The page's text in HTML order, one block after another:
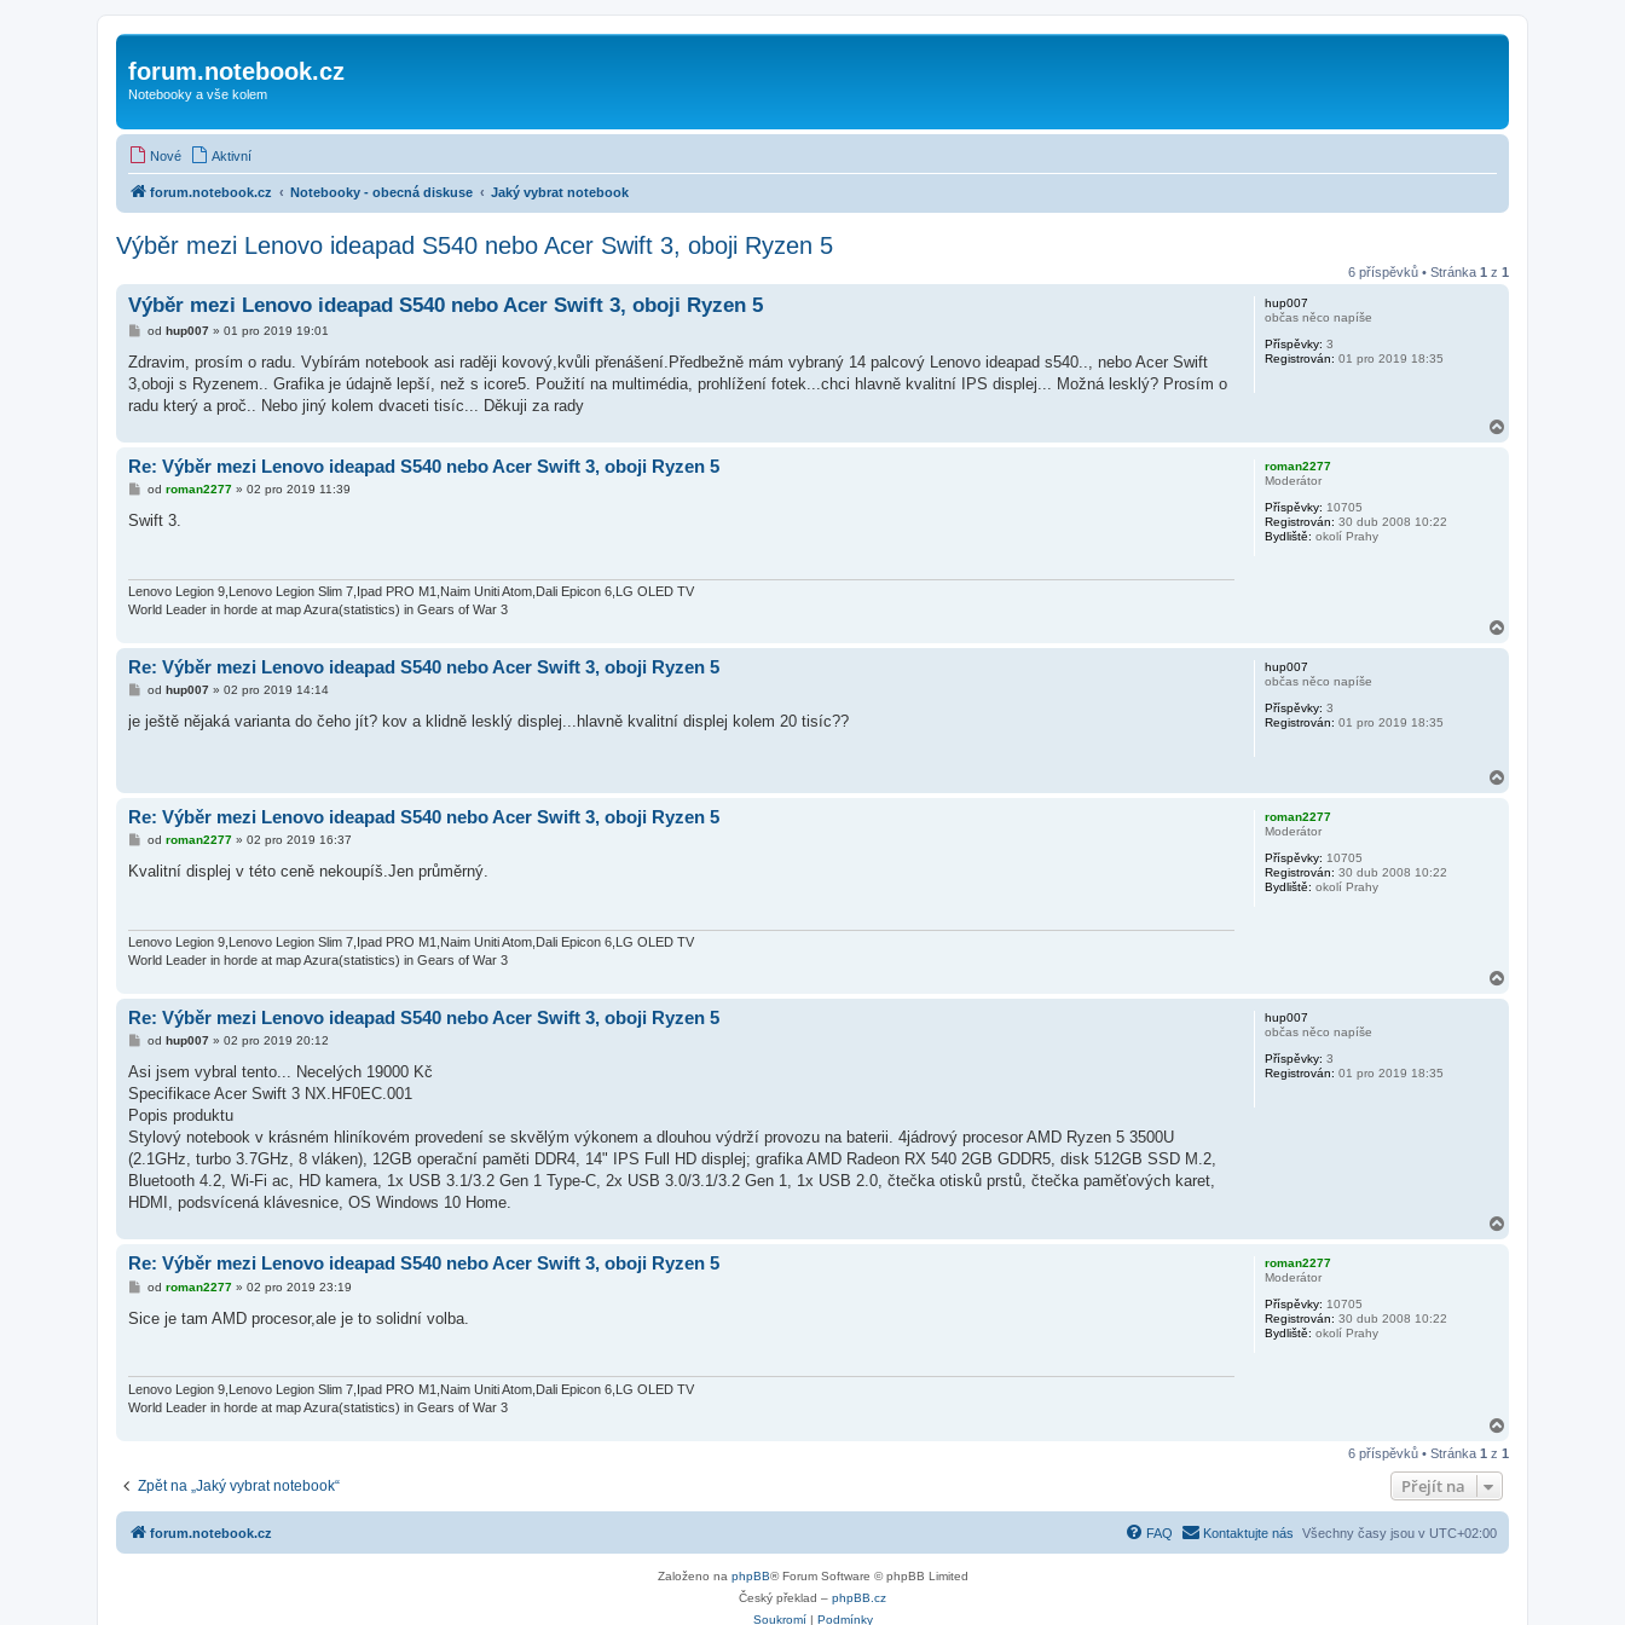
forum.notebook.cz
Notebooky a vše kolem
Nové Aktivní
forum.notebook.cz Notebooky - obecná diskuse Jaký vybrat notebook
Výběr mezi Lenovo ideapad S540 nebo Acer Swift 3, oboji Ryzen 5
6 příspěvků • Stránka 1 z 1
hup007
občas něco napíše
Příspěvky: 3
Registrován: 01 pro 2019 18:35
Výběr mezi Lenovo ideapad S540 nebo Acer Swift 3, oboji Ryzen 5
P
í
p
ě
k
od hup007» 01 pro 2019 19:01
Zdravim, prosím o radu. Vybírám notebook asi raději kovový,kvůli přenášení.Předbežně mám vybraný 14 palcový Lenovo ideapad s540.., nebo Acer Swift
3,oboji s Ryzenem.. Grafika je údajně lepší, než s icore5. Použití na multimédia, prohlížení fotek...chci hlavně kvalitní IPS displej... Možná lesklý? Prosím o
radu který a proč.. Nebo jiný kolem dvaceti tisíc... Děkuji za rady
roman2277
Moderátor
Příspěvky: 10705
Registrován: 30 dub 2008 10:22
Bydliště: okolí Prahy
Re: Výběr mezi Lenovo ideapad S540 nebo Acer Swift 3, oboji Ryzen 5
P
í
e
od roman2277» 02 pro 2019 11:39
Swift 3.
Lenovo Legion 9,Lenovo Legion Slim 7,Ipad PRO M1,Naim Uniti Atom,Dali Epicon 6,LG OLED TV
World Leader in horde at map Azura(statistics) in Gears of War 3
hup007
občas něco napíše
Příspěvky: 3
Registrován: 01 pro 2019 18:35
Re: Výběr mezi Lenovo ideapad S540 nebo Acer Swift 3, oboji Ryzen 5
P
í
s
e
od hup007» 02 pro 2019 14:14
je ještě nějaká varianta do čeho jít? kov a klidně lesklý displej...hlavně kvalitní displej kolem 20 tisíc??
roman2277
Moderátor
Příspěvky: 10705
Registrován: 30 dub 2008 10:22
Bydliště: okolí Prahy
Re: Výběr mezi Lenovo ideapad S540 nebo Acer Swift 3, oboji Ryzen 5
P
í
e
k
od roman2277» 02 pro 2019 16:37
Kvalitní displej v této ceně nekoupíš.Jen průměrný.
Lenovo Legion 9,Lenovo Legion Slim 7,Ipad PRO M1,Naim Uniti Atom,Dali Epicon 6,LG OLED TV
World Leader in horde at map Azura(statistics) in Gears of War 3
hup007
občas něco napíše
Příspěvky: 3
Registrován: 01 pro 2019 18:35
Re: Výběr mezi Lenovo ideapad S540 nebo Acer Swift 3, oboji Ryzen 5
P
í
p
ě
v
e
k
od hup007» 02 pro 2019 20:12
Asi jsem vybral tento... Necelých 19000 Kč
Specifikace Acer Swift 3 NX.HF0EC.001
Popis produktu
Stylový notebook v krásném hliníkovém provedení se skvělým výkonem a dlouhou výdrží provozu na baterii. 4jádrový procesor AMD Ryzen 5 3500U
(2.1GHz, turbo 3.7GHz, 8 vláken), 12GB operační paměti DDR4, 14" IPS Full HD displej; grafika AMD Radeon RX 540 2GB GDDR5, disk 512GB SSD M.2,
Bluetooth 4.2, Wi-Fi ac, HD kamera, 1x USB 3.1/3.2 Gen 1 Type-C, 2x USB 3.0/3.1/3.2 Gen 1, 1x USB 2.0, čtečka otisků prstů, čtečka paměťových karet,
HDMI, podsvícená klávesnice, OS Windows 10 Home.
roman2277
Moderátor
Příspěvky: 10705
Registrován: 30 dub 2008 10:22
Bydliště: okolí Prahy
Re: Výběr mezi Lenovo ideapad S540 nebo Acer Swift 3, oboji Ryzen 5
P
í
e
od roman2277» 02 pro 2019 23:19
Sice je tam AMD procesor,ale je to solidní volba.
Lenovo Legion 9,Lenovo Legion Slim 7,Ipad PRO M1,Naim Uniti Atom,Dali Epicon 6,LG OLED TV
World Leader in horde at map Azura(statistics) in Gears of War 3
h
6 příspěvků • Stránka 1 z 1
Zpět na „Jaký vybrat notebook“ Přejít na
forum.notebook.cz Všechny časy jsou v UTC+02:00
Kontaktujte nás
FAQ
Založeno na phpBB® Forum Software © phpBB Limited
Český překlad – phpBB.cz
Soukromí| Podmínky